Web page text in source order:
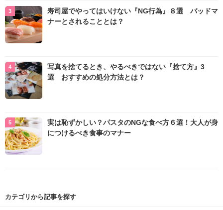
寿司屋でやってはいけない『NG行為』８選 バッドマ
ナーとされることとは？
写真を捨てるとき、やるべきではない『捨て方』3
選 おすすめの処分方法とは？
実は恥ずかしい？パスタのNGな食べ方６選！大人が身
につけるべき食事のマナー
カテゴリから記事を探す